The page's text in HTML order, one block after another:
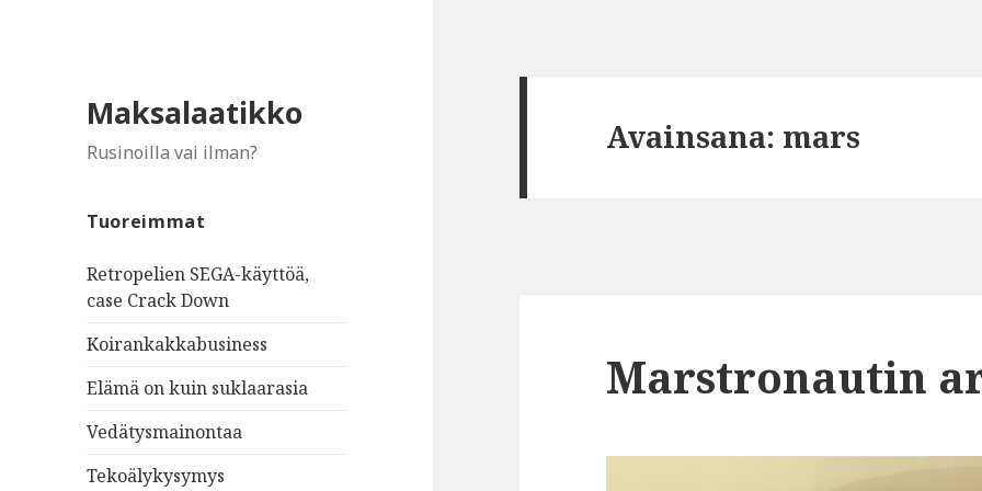
Maksalaatikko
Rusinoilla vai ilman?
Tuoreimmat
Retropelien SEGA-käyttöä,
case Crack Down
Koirankakkabusiness
Elämä on kuin suklaarasia
Vedätysmainontaa
Tekoälykysymys
Avainsana: mars
Marstronautin